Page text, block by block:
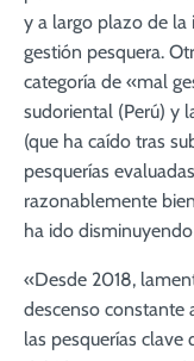
y a largo plazo de la
gestión pesquera.
categoría de «mal
sudoriental (Perú) y
(que ha caído tras
pesquerías
razonablemente
ha ido
«Desde 2018,
descenso constante
las pesquerías clave